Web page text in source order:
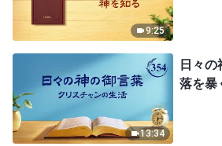
9:25
13:34
日々
落を